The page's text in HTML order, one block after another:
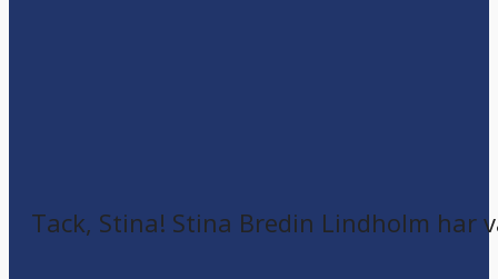
Tack, Stina! Stina Bredin Lindholm har